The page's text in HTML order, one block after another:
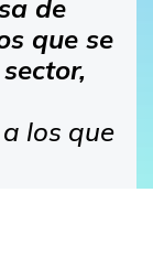
de
que se
los que